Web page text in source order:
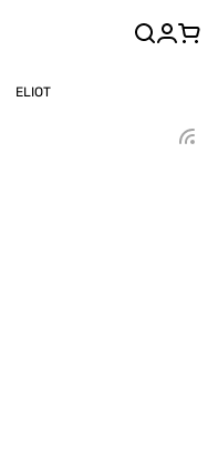
ELIOT